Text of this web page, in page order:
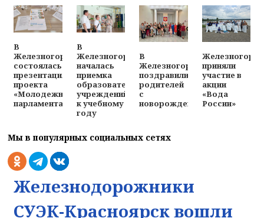
В
Железногорске
состоялась
презентация
проекта
«Молодежного
парламента»
В
Железногорске
началась
приемка
образовательных
учреждений
к учебному
году
В
Железногорске
поздравили
родителей
с
новорожденными
приняли
участие в
акции
«Вода
России»
Мы в популярных социальных сетях
Железнодорожники
СУЭК-Красноярск вошли